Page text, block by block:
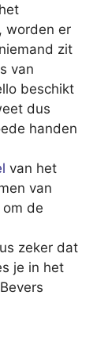
worden er
zit
van
beschikt
dus
handen
van het
van
de
zeker dat
je in het